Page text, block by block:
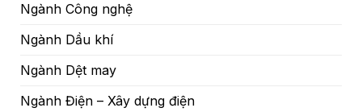
Ngành Công nghệ
Ngành Dầu khí
Ngành Dệt may
Ngành Điện – Xây dựng điện